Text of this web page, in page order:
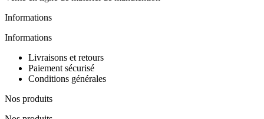
Informations
Informations
Livraisons et retours
Paiement sécurisé
Conditions générales
Nos produits